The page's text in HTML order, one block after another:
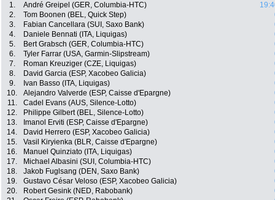
1. André Greipel (GER, Columbia-HTC)
2.
Tom Boonen (BEL, Quick Step)
3.
Fabian Cancellara (SUI, Saxo Bank)
4.
Daniele Bennati (ITA, Liquigas)
5.
Bert Grabsch (GER, Columbia-HTC)
6.
Tyler Farrar (USA, Garmin-Slipstream)
7.
Roman Kreuziger (CZE, Liquigas)
8.
David Garcia (ESP, Xacobeo Galicia)
9.
Ivan Basso (ITA, Liquigas)
10.
Alejandro Valverde (ESP, Caisse d'Epargne)
11.
Cadel Evans (AUS, Silence-Lotto)
12.
Philippe Gilbert (BEL, Silence-Lotto)
13.
Imanol Erviti (ESP, Caisse d'Epargne)
14.
David Herrero (ESP, Xacobeo Galicia)
15.
Vasil Kiryienka (BLR, Caisse d'Epargne)
16.
Manuel Quinziato (ITA, Liquigas)
17.
Michael Albasini (SUI, Columbia-HTC)
18.
Jakob Fuglsang (DEN, Saxo Bank)
19.
Gustavo César Veloso (ESP, Xacobeo Galicia)
20.
Robert Gesink (NED, Rabobank)